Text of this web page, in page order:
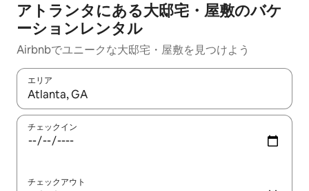
アトランタにある大邸宅・屋敷のバケ
ーションレンタル
Airbnbでユニークな大邸宅・屋敷を見つけよう
エリア
検索結果が表示されたら、上下の矢印キーを使って移動するか
チェックイン
チェックアウト